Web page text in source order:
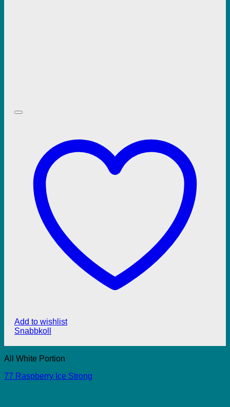
Add to wishlist
Snabbkoll
All White Portion
77 Raspberry Ice Strong